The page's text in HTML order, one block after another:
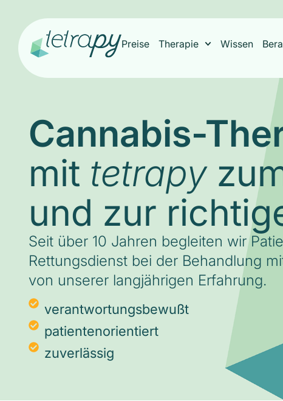
Preise Therapie Wissen
Cannabis-
mit tetrapy
und zur
Seit über 10 Jahren begleiten wir
Rettungsdienst bei der Behandlung
von unserer langjährigen Erfahrung.
verantwortungsbewußt
patientenorientiert
zuverlässig